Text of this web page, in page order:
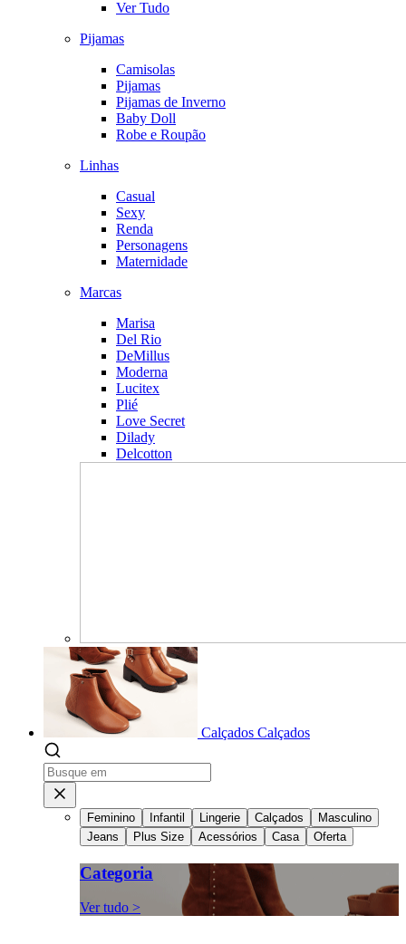
Ver Tudo
Pijamas
Camisolas
Pijamas
Pijamas de Inverno
Baby Doll
Robe e Roupão
Linhas
Casual
Sexy
Renda
Personagens
Maternidade
Marcas
Marisa
Del Rio
DeMillus
Moderna
Lucitex
Plié
Love Secret
Dilady
Delcotton
Calçados Calçados
Feminino Infantil Lingerie Calçados
Masculino
Jeans
Plus Size Acessórios Casa Oferta
Categoria
Ver tudo >